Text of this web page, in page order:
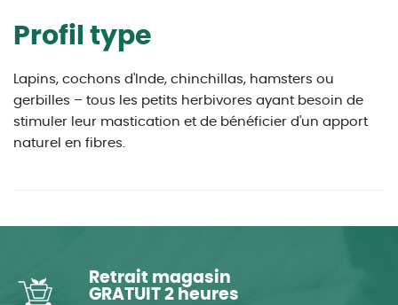
Profil type
Lapins, cochons d'Inde, chinchillas, hamsters ou
gerbilles – tous les petits herbivores ayant besoin de
stimuler leur mastication et de bénéficier d'un apport
naturel en fibres.
Retrait magasin
GRATUIT 2 heures